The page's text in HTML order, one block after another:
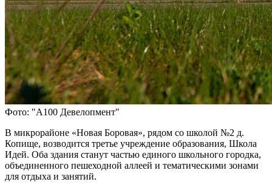
Фото: "А100 Девелопмент"
В микрорайоне «Новая Боровая», рядом со школой №2 д.
Копище, возводится третье учреждение образования, Школа
Идей. Оба здания станут частью единого школьного городка,
объединенного пешеходной аллеей и тематическими зонами
для отдыха и занятий.